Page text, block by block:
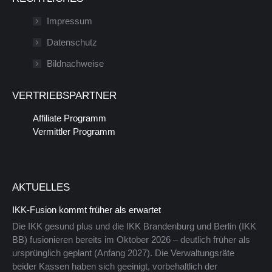
wird
Fenster
Seite
wird
neuen
geöffnet
Impressum
Datenschutz
Bildnachweise
VERTRIEBSPARTNER
Affiliate Programm
Vermittler Programm
AKTUELLES
IKK-Fusion kommt früher als erwartet
Die IKK gesund plus und die IKK Brandenburg und Berlin (IKK
BB) fusionieren bereits im Oktober 2026 – deutlich früher als
ursprünglich geplant (Anfang 2027). Die Verwaltungsräte
beider Kassen haben sich geeinigt, vorbehaltlich der